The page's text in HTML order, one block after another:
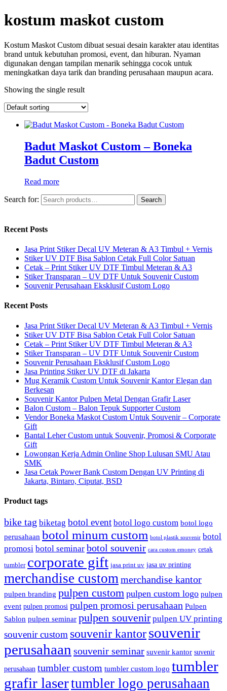
kostum maskot custom
Kostum Maskot Custom dibuat sesuai desain karakter atau identitas
brand untuk kebutuhan promosi, event, dan hiburan. Nyaman
digunakan dengan tampilan menarik sehingga cocok untuk
meningkatkan daya tarik dan branding perusahaan maupun acara.
Showing the single result
Badut Maskot Custom – Boneka
Badut Custom
Read more
Search for: Search
Recent Posts
Jasa Print Stiker Decal UV Meteran & A3 Timbul + Vernis
Stiker UV DTF Bisa Sablon Cetak Full Color Satuan
Cetak – Print Stiker UV DTF Timbul Meteran & A3
Stiker Transparan – UV DTF Untuk Souvenir Custom
Souvenir Perusahaan Eksklusif Custom Logo
Recent Posts
Jasa Print Stiker Decal UV Meteran & A3 Timbul + Vernis
Stiker UV DTF Bisa Sablon Cetak Full Color Satuan
Cetak – Print Stiker UV DTF Timbul Meteran & A3
Stiker Transparan – UV DTF Untuk Souvenir Custom
Souvenir Perusahaan Eksklusif Custom Logo
Jasa Printing Stiker UV DTF di Jakarta
Mug Keramik Custom Untuk Souvenir Kantor Elegan dan
Berkesan
Souvenir Kantor Pulpen Metal Dengan Grafir Laser
Balon Custom – Balon Tepuk Supporter Custom
Vendor Boneka Maskot Custom Untuk Souvenir – Corporate
Gift
Bantal Leher Custom untuk Souvenir, Promosi & Corporate
Gift
Lowongan Kerja Admin Online Shop Lulusan SMU Atau
SMK
Jasa Cetak Power Bank Custom Dengan UV Printing di
Jakarta, Bintaro, Ciputat, BSD
Product tags
bike tag biketag botol event botol logo custom botol logo
perusahaan botol minum custom botol plastik souvenir botol
promosi botol seminar botol souvenir cara custom emoney cetak
tumbler corporate gift jasa print uv jasa uv printing
merchandise custommerchandise kantor
pulpen branding pulpen custom pulpen custom logo pulpen
event pulpen promosi pulpen promosi perusahaan Pulpen
Sablon pulpen seminar pulpen souvenir pulpen UV printing
souvenir custom souvenir kantorsouvenir
perusahaan souvenir seminar suvenir kantor suvenir
perusahaan tumbler custom tumbler custom logo tumbler
grafir lasertumbler logo perusahaan